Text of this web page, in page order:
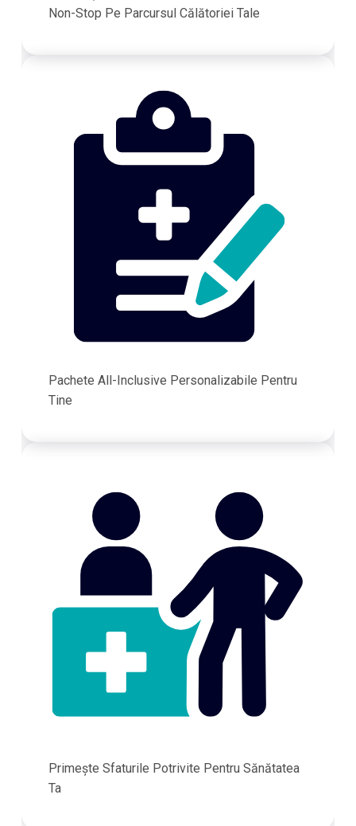
Non-Stop Pe Parcursul Călătoriei Tale
Pachete All-Inclusive Personalizabile Pentru
Tine
Primește Sfaturile Potrivite Pentru Sănătatea
Ta